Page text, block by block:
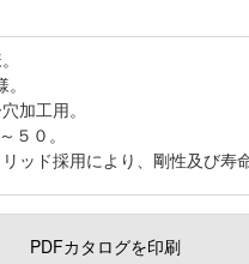
加工用。
５０。
ッド採用により、剛性及び寿
PDFカタログを印刷